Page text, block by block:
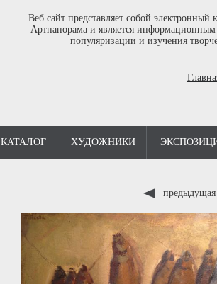
Веб сайт представляет собой электронный
Артпанорама и является
популяризации и изучения
КАТАЛОГ ХУДОЖНИКИ
предыдущая